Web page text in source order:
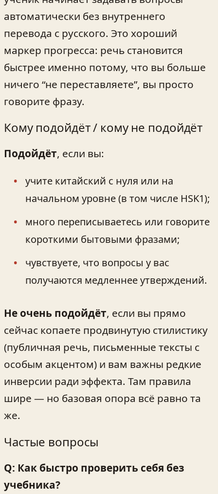
автоматически без внутреннего
перевода с русского. Это хороший
маркер прогресса: речь становится
быстрее именно потому, что вы больше
ничего “не переставляете”, вы просто
говорите фразу.
Кому подойдёт / кому не подойдёт
Подойдёт, если вы:
учите китайский с нуля или на
начальном уровне (в том числе HSK1);
много переписываетесь или говорите
короткими бытовыми фразами;
чувствуете, что вопросы у вас
получаются медленнее утверждений.
Не очень подойдёт, если вы прямо
сейчас копаете продвинутую стилистику
(публичная речь, письменные тексты с
особым акцентом) и вам важны редкие
инверсии ради эффекта. Там правила
шире — но базовая опора всё равно та
же.
Частые вопросы
Q: Как быстро проверить себя без
учебника?